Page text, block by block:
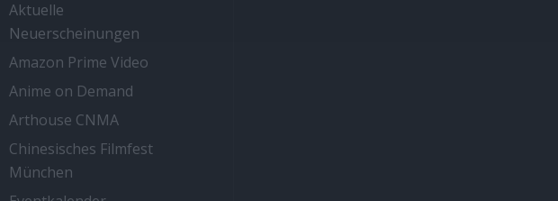
Aktuelle
Neuerscheinungen
Amazon Prime Video
Anime on Demand
Arthouse CNMA
Chinesisches Filmfest
München